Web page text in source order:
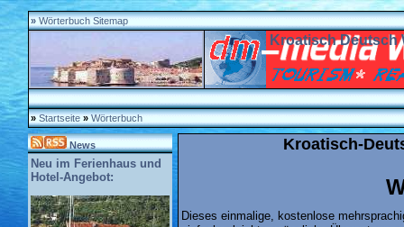
» Wörterbuch Sitemap
Kroatisch Deutsch
» Startseite» Wörterbuch
News
Neu im Ferienhaus und
Hotel-Angebot:
Kroatisch-
Dieses einmalige, kostenlose